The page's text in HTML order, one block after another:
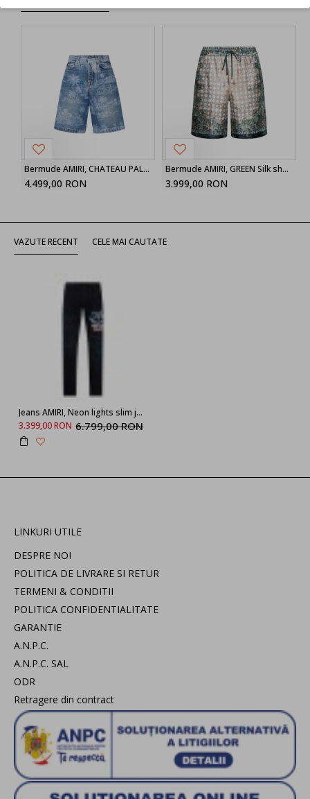
Bermude AMIRI, CHATEAU PALMS DENIM SHORT
4.499,00 RON
Bermude AMIRI, GREEN Silk shorts
3.999,00 RON
VAZUTE RECENT CELE MAI CAUTATE
Jeans AMIRI, Neon lights slim jean, Black
3.399,00 RON 6.799,00 RON
LINKURI UTILE
DESPRE NOI
POLITICA DE LIVRARE SI RETUR
TERMENI & CONDITII
POLITICA CONFIDENTIALITATE
GARANTIE
A.N.P.C.
A.N.P.C. SAL
ODR
Retragere din contract